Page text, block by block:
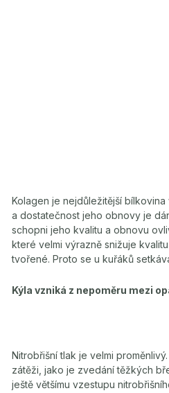
Kolagen je nejdůležitější
a dostatečnost jeho obnovy je
schopni jeho kvalitu a obnovu
které velmi výrazně snižuje
tvořené. Proto se u kuřáků
Kýla vzniká z nepoměru mezi
Nitrobřišní tlak je velmi
zátěži, jako je zvedání těžkých
ještě většímu vzestupu